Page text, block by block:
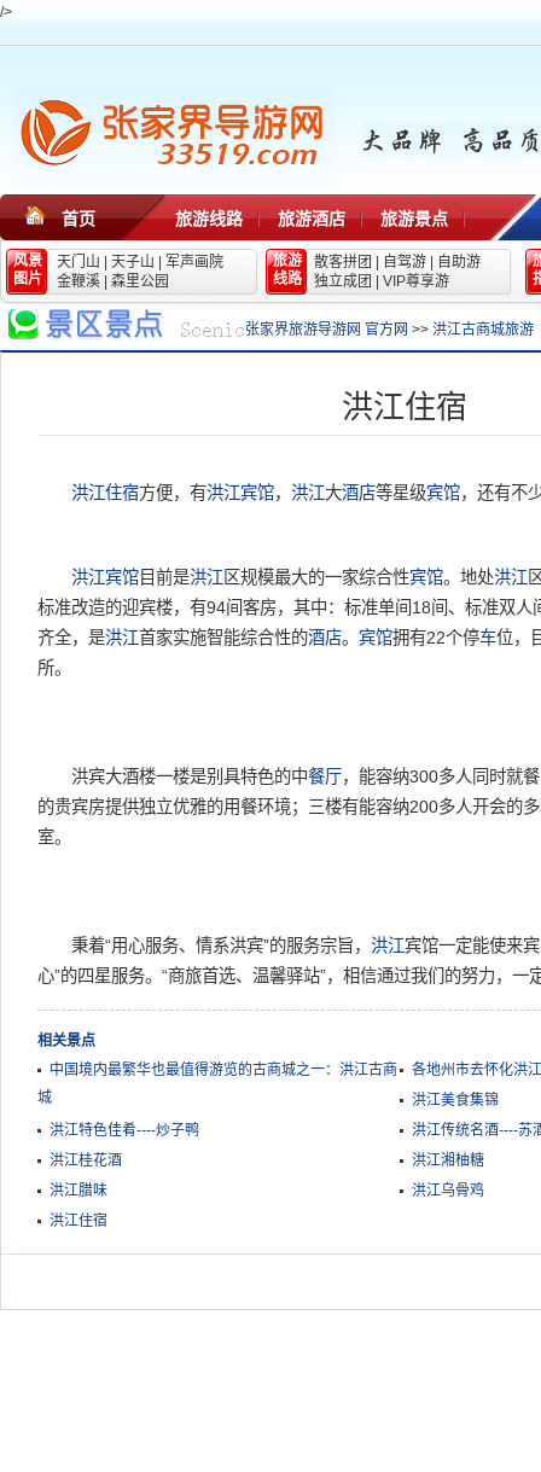
/>
首页 旅游线路 旅游酒店 旅游景点
风景
图片
天门山 天子山
军声画院
金鞭溪
森里公园
旅游
线路
散客拼团 自驾游
自助游
独立成团
VIP尊享游
张家界旅游导游网 官方网 >> 洪江古商城旅游
洪江住宿
洪江住宿方便，有洪江宾馆， 洪江大酒店等星级宾馆，还有不
洪江宾馆目前是洪江 区规模最大的一家综合性宾馆。地处洪江
标准改造的迎宾楼，有94间客房，其中：标准单间18间、标准双
齐全，是洪江首家实施智能综合性的酒店。 宾馆拥有22个停车位，
所。
洪宾大酒楼一楼是别具特色的中餐厅，能容纳300多人同时就
的贵宾房提供独立优雅的用餐环境；三楼有能容纳200多人开会的
室。
秉着“用心服务、情系洪宾”的服务宗旨， 洪江宾馆一定能使来
心”的四星服务。“商旅首选、温馨驿站”，相信通过我们的努力，一
相关景点
中国境内最繁华也最值得游览的古商城之一：洪江古商
城
各地州市去怀化洪
洪江美食集锦
洪江特色佳肴----炒子鸭
洪江传统名酒----苏
洪江桂花酒
洪江湘柚糖
洪江腊味
洪江乌骨鸡
洪江住宿